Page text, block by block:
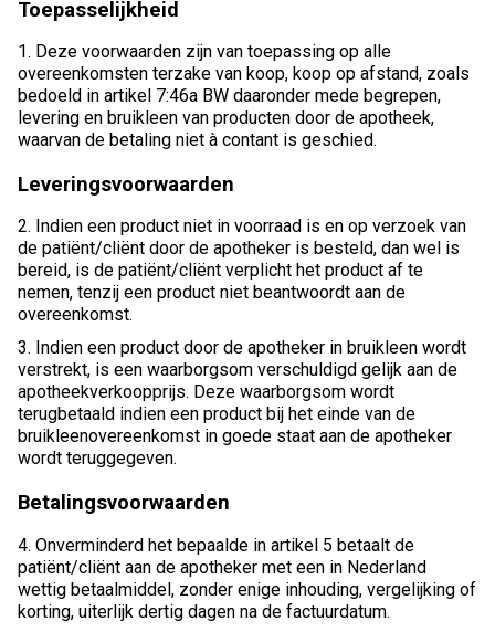
Toepasselijkheid
1. Deze voorwaarden zijn van toepassing op alle
overeenkomsten terzake van koop, koop op afstand, zoals
bedoeld in artikel 7:46a BW daaronder mede begrepen,
levering en bruikleen van producten door de apotheek,
waarvan de betaling niet à contant is geschied.
Leveringsvoorwaarden
2. Indien een product niet in voorraad is en op verzoek van
de patiënt/cliënt door de apotheker is besteld, dan wel is
bereid, is de patiënt/cliënt verplicht het product af te
nemen, tenzij een product niet beantwoordt aan de
overeenkomst.
3. Indien een product door de apotheker in bruikleen wordt
verstrekt, is een waarborgsom verschuldigd gelijk aan de
apotheekverkoopprijs. Deze waarborgsom wordt
terugbetaald indien een product bij het einde van de
bruikleenovereenkomst in goede staat aan de apotheker
wordt teruggegeven.
Betalingsvoorwaarden
4. Onverminderd het bepaalde in artikel 5 betaalt de
patiënt/cliënt aan de apotheker met een in Nederland
wettig betaalmiddel, zonder enige inhouding, vergelijking of
korting, uiterlijk dertig dagen na de factuurdatum.